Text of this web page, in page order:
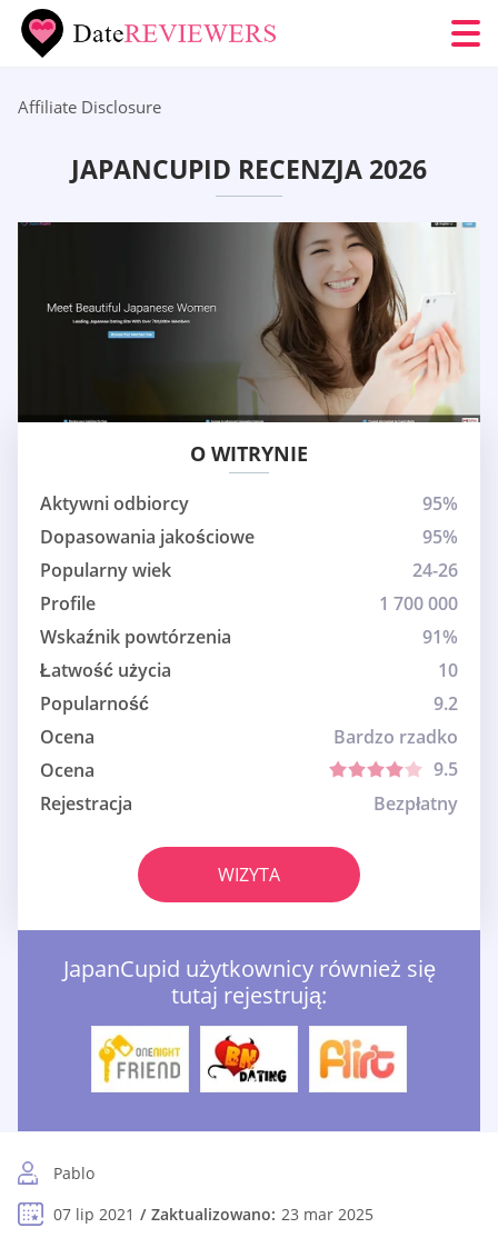
Affiliate Disclosure
JAPANCUPID RECENZJA 2026
O WITRYNIE
Aktywni odbiorcy
95%
Dopasowania jakościowe
95%
Popularny wiek
24-26
Profile
1 700 000
Wskaźnik powtórzenia
91%
Łatwość użycia
10
Popularność
9.2
Ocena
Bardzo rzadko
Ocena
9.5
Rejestracja
Bezpłatny
WIZYTA
JapanCupid użytkownicy również się
tutaj rejestrują:
Pablo
07 lip 2021
Zaktualizowano: 23 mar 2025